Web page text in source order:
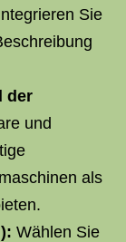
Sie
der
und
als
Wählen Sie